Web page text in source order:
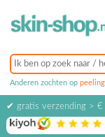
Anderen zochten op peeling
✔ gratis verzending > €